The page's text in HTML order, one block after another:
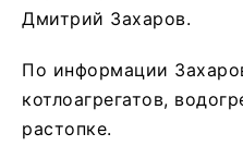
Дмитрий Захаров.
По информации
котлоагрегатов,
растопке.